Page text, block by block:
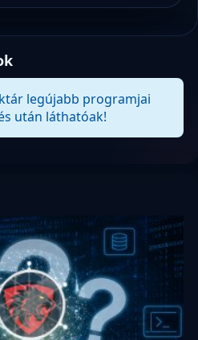
legújabb programjai
után láthatóak!